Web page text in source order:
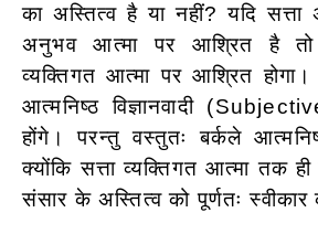
का अस्तित्व है या नहीं? यदि
अनुभव आत्मा पर आश्रित है तो
व्यक्तिगत आत्मा पर आश्रित
आत्मनिष्ठ विज्ञानवादी
होंगे। परन्तु वस्तुतः बर्कले आत्मनिष्ठ
क्योंकि सत्ता व्यक्तिगत आत्मा तक
संसार के अस्तित्व को पूर्णतः